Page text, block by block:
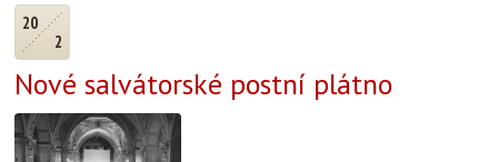
20
2
Nové salvátorské postní plátno